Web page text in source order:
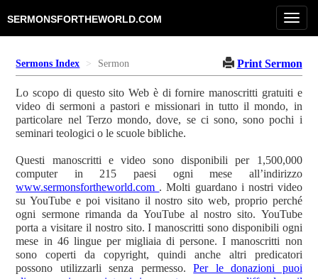
SERMONSFORTHEWORLD.COM
Sermons Index Sermon Print Sermon
Lo scopo di questo sito Web è di fornire manoscritti gratuiti e
video di sermoni a pastori e missionari in tutto il mondo, in
particolare nel Terzo mondo, dove, se ci sono, sono pochi i
seminari teologici o le scuole bibliche.
Questi manoscritti e video sono disponibili per 1,500,000
computer in 215 paesi ogni mese all’indirizzo
www.sermonsfortheworld.com . Molti guardano i nostri video
su YouTube e poi visitano il nostro sito web, proprio perché
ogni sermone rimanda da YouTube al nostro sito. YouTube
porta a visitare il nostro sito. I manoscritti sono disponibili ogni
mese in 46 lingue per migliaia di persone. I manoscritti non
sono coperti da copyright, quindi anche altri predicatori
possono utilizzarli senza permesso.Per le donazioni puoi